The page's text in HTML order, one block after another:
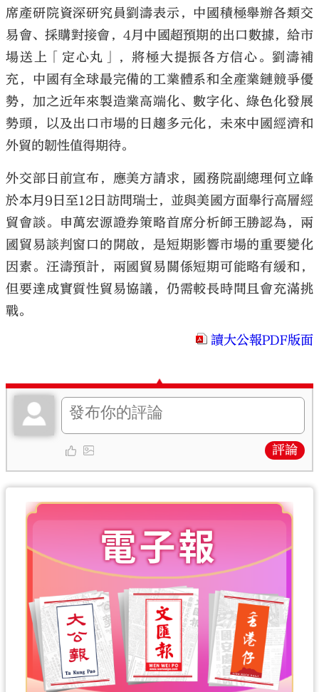
席產研院資深研究員劉濤表示，中國積極舉辦各類交
易會、採購對接會，4月中國超預期的出口數據，給市
場送上「定心丸」，將極大提振各方信心。劉濤補
充，中國有全球最完備的工業體系和全產業鏈競爭優
勢，加之近年來製造業高端化、數字化、綠色化發展
勢頭，以及出口市場的日趨多元化，未來中國經濟和
外貿的韌性值得期待。
外交部日前宣布，應美方請求，國務院副總理何立峰
於本月9日至12日訪問瑞士，並與美國方面舉行高層經
貿會談。申萬宏源證券策略首席分析師王勝認為，兩
國貿易談判窗口的開啟，是短期影響市場的重要變化
因素。汪濤預計，兩國貿易關係短期可能略有緩和，
但要達成實質性貿易協議，仍需較長時間且會充滿挑
戰。
讀大公報PDF版面
評論